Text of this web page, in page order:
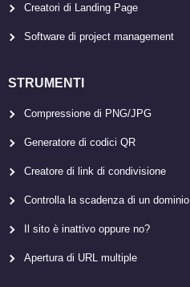
Creatori di Landing Page
Software di project management
STRUMENTI
Compressione di PNG/JPG
Generatore di codici QR
Creatore di link di condivisione
Controlla la scadenza di un dominio
Il sito è inattivo oppure no?
Apertura di URL multiple